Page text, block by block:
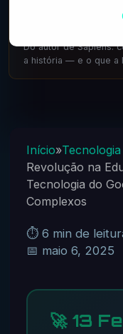
Nexus — Yuval
Do autor de Sapiens:
a história — e o que a
Início»
Revolução na
Tecnologia do
Complexos
⏱️ 6 min de
📅 maio 6, 2025
🚀 13